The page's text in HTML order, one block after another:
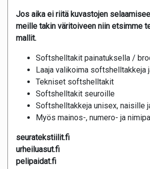
Jos aika ei riitä kuvastojen
meille takin väritoiveen niin etsimme
mallit.
Softshelltakit painatuksella /
Laaja valikoima softshelltakkeja
Tekniset softshelltakit
Softshelltakit seuroille
Softshelltakkeja unisex, naisille
Myös mainos-, numero- ja
seuratekstiilit.fi
urheiluasut.fi
pelipaidat.fi